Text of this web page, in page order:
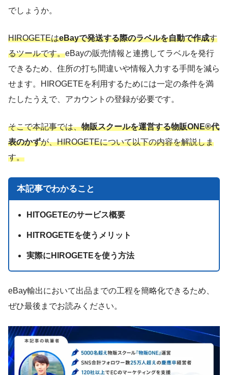
でしょうか。
HIROGETEはeBayで発送する際のラベルを自動で作成す
るツールです。eBayの販売情報と連携してラベルを発行
できるため、住所の打ち間違いや情報入力する手間を減ら
せます。HIROGETEを利用するためには一定の条件を満
たしたうえで、アカウントの登録が必要です。
そこで本記事では、物販スクールを運営する物販ONE®代
表のかずが、HIROGETEについて以下の内容を解説しま
す。
本記事でわかること
HITOGETEのサービス概要
HITROGETEを使うメリット
実際にHIROGETEを使う方法
eBay輸出において出品までの工程を簡略化できるため、
ぜひ最後までお読みください。